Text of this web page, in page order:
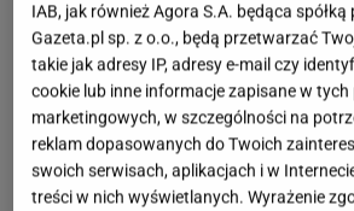
IAB, jak również Agora S.A. będąca
Gazeta.pl sp. z o.o., będą przetwarzać
takie jak adresy IP, adresy e-mail czy
cookie lub inne informacje zapisane w tych
marketingowych, w szczególności na
reklam dopasowanych do Twoich
swoich serwisach, aplikacjach i w
treści w nich wyświetlanych. Wyrażenie